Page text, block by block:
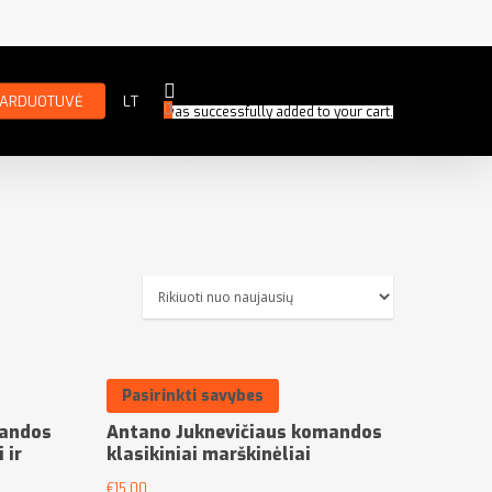
LT 0
was successfully added to your cart.
ir
Pasirinkti savybes
Antano Juknevičiaus komandos
klasikiniai marškinėliai